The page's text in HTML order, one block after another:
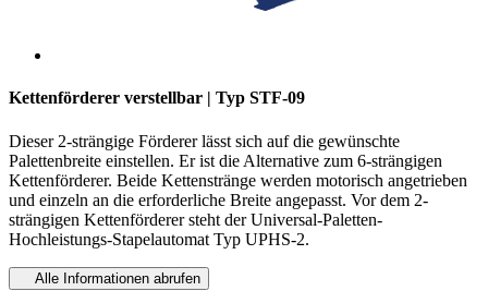
Kettenförderer verstellbar | Typ STF-09
Dieser 2-strängige Förderer lässt sich auf die gewünschte
Palettenbreite einstellen. Er ist die Alternative zum 6-strängigen
Kettenförderer. Beide Kettenstränge werden motorisch angetrieben
und einzeln an die erforderliche Breite angepasst. Vor dem 2-
strängigen Kettenförderer steht der Universal-Paletten-
Hochleistungs-Stapelautomat Typ UPHS-2.
Alle Informationen abrufen